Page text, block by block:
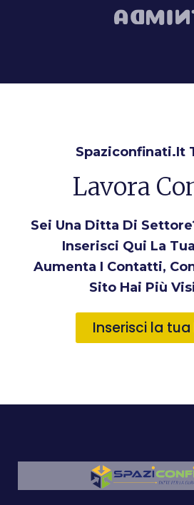
Spaziconfinati.it
Lavora
Sei Una Ditta Di
Inserisci Qui La
Aumenta I Contatti,
Sito Hai Più
Inserisci la